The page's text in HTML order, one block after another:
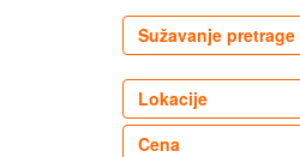
Sužavanje pretrage
Lokacije
Cena